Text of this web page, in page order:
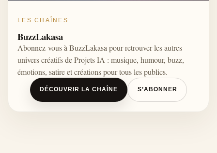
LES CHAÎNES
BuzzLakasa
Abonnez-vous à BuzzLakasa pour retrouver les autres
univers créatifs de Projets IA : musique, humour, buzz,
émotions, satire et créations pour tous les publics.
DÉCOUVRIR LA CHAÎNE S’ABONNER